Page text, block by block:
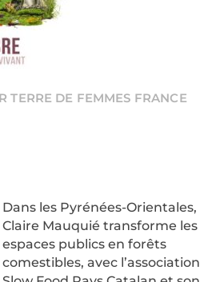
TERRE DE FEMMES FRANCE
Dans les Pyrénées-Orientales,
Claire Mauquié transforme les
espaces publics en forêts
comestibles, avec l’association